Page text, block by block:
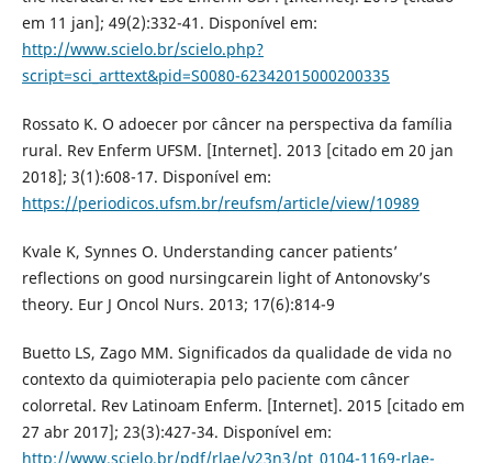
em 11 jan]; 49(2):332-41. Disponível em:
http://www.scielo.br/scielo.php?
script=sci_arttext&pid=S0080-62342015000200335
Rossato K. O adoecer por câncer na perspectiva da família
rural. Rev Enferm UFSM. [Internet]. 2013 [citado em 20 jan
2018]; 3(1):608-17. Disponível em:
https://periodicos.ufsm.br/reufsm/article/view/10989
Kvale K, Synnes O. Understanding cancer patients’
reflections on good nursingcarein light of Antonovsky’s
theory. Eur J Oncol Nurs. 2013; 17(6):814-9
Buetto LS, Zago MM. Significados da qualidade de vida no
contexto da quimioterapia pelo paciente com câncer
colorretal. Rev Latinoam Enferm. [Internet]. 2015 [citado em
27 abr 2017]; 23(3):427-34. Disponível em:
http://www.scielo.br/pdf/rlae/v23n3/pt_0104-1169-rlae-